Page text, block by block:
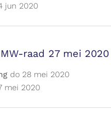
jun 2020
raad 27 mei 2020
do 28 mei 2020
mei 2020